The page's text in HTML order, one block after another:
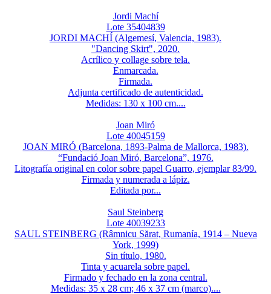
Jordi Machí
Lote 35404839
JORDI MACHÍ (Algemesí, Valencia, 1983).
"Dancing Skirt", 2020.
Acrílico y collage sobre tela.
Enmarcada.
Firmada.
Adjunta certificado de autenticidad.
Medidas: 130 x 100 cm....
Joan Miró
Lote 40045159
JOAN MIRÓ (Barcelona, 1893-Palma de Mallorca, 1983).
“Fundació Joan Miró, Barcelona”, 1976.
Litografía original en color sobre papel Guarro, ejemplar 83/99.
Firmada y numerada a lápiz.
Editada por...
Saul Steinberg
Lote 40039233
SAUL STEINBERG (Râmnicu Sărat, Rumanía, 1914 – Nueva
York, 1999)
Sin título, 1980.
Tinta y acuarela sobre papel.
Firmado y fechado en la zona central.
Medidas: 35 x 28 cm; 46 x 37 cm (marco)....